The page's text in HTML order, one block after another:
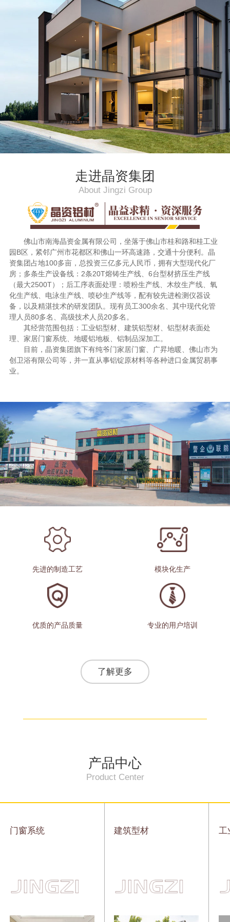
走进晶资集团
About Jingzi Group
佛山市南海晶资金属有限公司，坐落于佛山市桂和路和桂工业
园B区，紧邻广州市花都区和佛山一环高速路，交通十分便利。晶
资集团占地100多亩，总投资三亿多元人民币，拥有大型现代化厂
房；多条生产设备线：2条20T熔铸生产线、6台型材挤压生产线
（最大2500T）；后工序表面处理：喷粉生产线、木纹生产线、氧
化生产线、电泳生产线、喷砂生产线等，配有较先进检测仪器设
备，以及精湛技术的研发团队。现有员工300余名、其中现代化管
理人员80多名、高级技术人员20多名。
其经营范围包括：工业铝型材、建筑铝型材、铝型材表面处
理、家居门窗系统、地暖铝地板、铝制品深加工。
目前，晶资集团旗下有纯爷门家居门窗、广昇地暖、佛山市为
创卫浴有限公司等，并一直从事铝锭原材料等各种进口金属贸易事
业。
先进的制造工艺 模块化生产
优质的产品质量 专业的用户培训
了解更多
产品中心
Product Center
门窗系统 建筑型材 工